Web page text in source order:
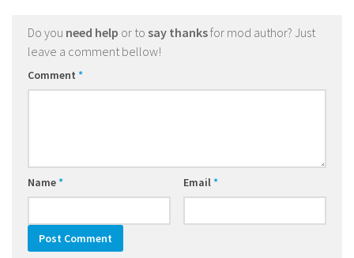
Do you need help or to say thanksfor mod author? Just
leave a comment bellow!
Comment *
Name* Email*